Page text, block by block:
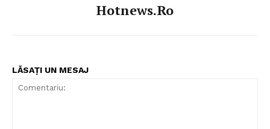
Hotnews.ro
LĂSAȚI UN MESAJ